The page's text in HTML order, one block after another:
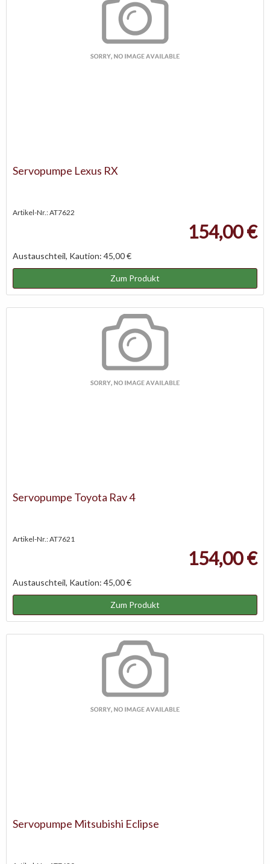
Servopumpe Lexus RX
Artikel-Nr.: AT7622
154,00 €
Austauschteil, Kaution: 45,00 €
Zum Produkt
Servopumpe Toyota Rav 4
Artikel-Nr.: AT7621
154,00 €
Austauschteil, Kaution: 45,00 €
Zum Produkt
Servopumpe Mitsubishi Eclipse